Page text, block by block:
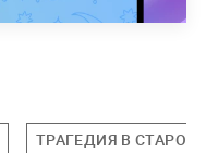
ТРАГЕДИЯ В